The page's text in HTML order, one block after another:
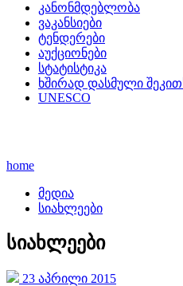
კანონმდებლობა
ვაკანსიები
ტენდერები
აუქციონები
სტატისტიკა
ხშირად დასმული
UNESCO
home
მედია
სიახლეები
სიახლეები
23 აპრილი 2015